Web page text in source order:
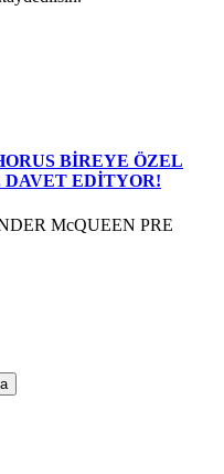
BİREYE ÖZEL
DAVET EDİTYOR!
McQUEEN PRE